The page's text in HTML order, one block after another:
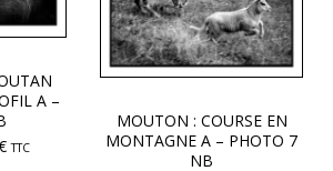
A –
TTC
MOUTON : COURSE EN
MONTAGNE A – PHOTO 7
NB